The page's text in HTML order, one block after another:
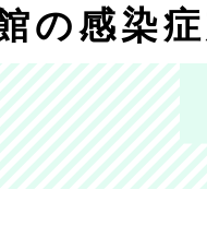
の感染